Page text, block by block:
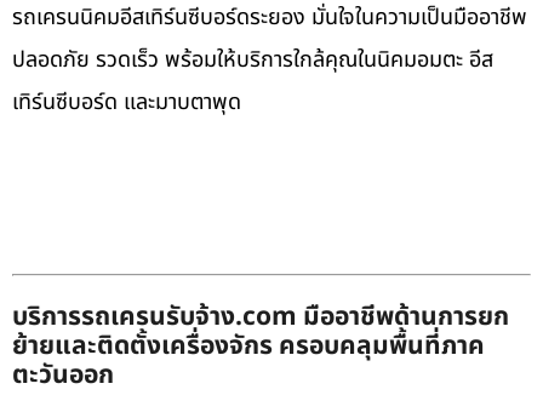
รถเครนนิคมอีสเทิร์นซีบอร์ดระยอง มั่นใจในความเป็นมืออาชีพ
ปลอดภัย รวดเร็ว พร้อมให้บริการใกล้คุณในนิคมอมตะ อีส
เทิร์นซีบอร์ด และมาบตาพุด
บริการรถเครนรับจ้าง.com มืออาชีพด้านการยก
ย้ายและติดตั้งเครื่องจักร ครอบคลุมพื้นที่ภาค
ตะวันออก